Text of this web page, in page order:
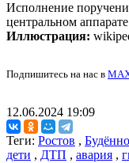
Исполнение
центральном
Иллюстрация:
Подпишитесь на нас в
12.06.2024 19:09
Теги: Ростов ,
дети , ДТП , авария ,